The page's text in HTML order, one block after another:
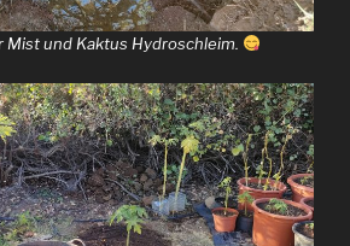
und Kaktus Hydroschleim.